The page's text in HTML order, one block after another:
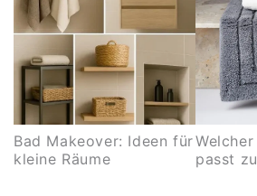
Bad Makeover: Ideen für
kleine Räume
passt